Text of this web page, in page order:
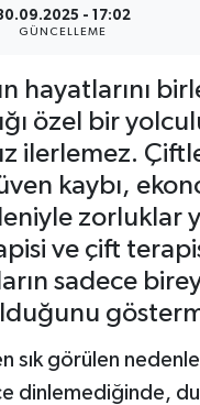
- 17:02
GÜNCELLEME
hayatlarını
özel bir
ilerlemez.
kaybı,
zorluklar
ve çift
sadece
en sık görülen
dinlemediğinde,